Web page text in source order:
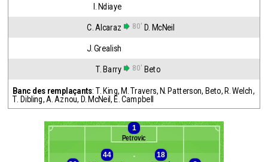
I. Ndiaye
C. Alcaraz 80' D. McNeil
J. Grealish
T. Barry 80' Beto
Banc des remplaçants: T. King, M. Travers, N. Patterson, Beto, R. Welch,
T. Dibling, A. Aznou, D. McNeil, E. Campbell